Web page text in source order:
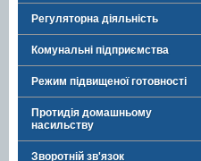
Регуляторна діяльність
Комунальні підприємства
Режим підвищеної готовності
Протидія домашньому
насильству
Зворотній зв'язок